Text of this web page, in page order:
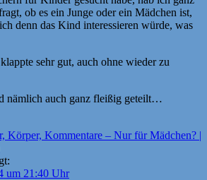
ob es ein Junge oder ein Mädchen ist,
denn das Kind interessieren würde, was
sehr gut, auch ohne wieder zu
nämlich auch ganz fleißig geteilt…
Körper, Kommentare – Nur für Mädchen? |
um 21:40 Uhr